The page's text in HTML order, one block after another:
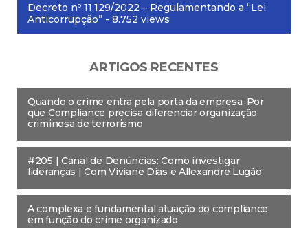
Decreto nº 11.129/2022 – Regulamentando a “Lei
Anticorrupção” - 8.752 views
ARTIGOS RECENTES
Quando o crime entra pela porta da empresa: Por
que Compliance precisa diferenciar organização
criminosa de terrorismo
#205 | Canal de Denúncias: Como investigar
lideranças | Com Viviane Dias e Allexandre Lugão
A complexa e fundamental atuação do compliance
em função do crime organizado